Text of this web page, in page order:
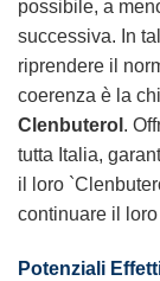
possibile, a
successiva. In
riprendere il
coerenza è la
Clenbuterol .
tutta Italia,
il loro
continuare il
Potenziali